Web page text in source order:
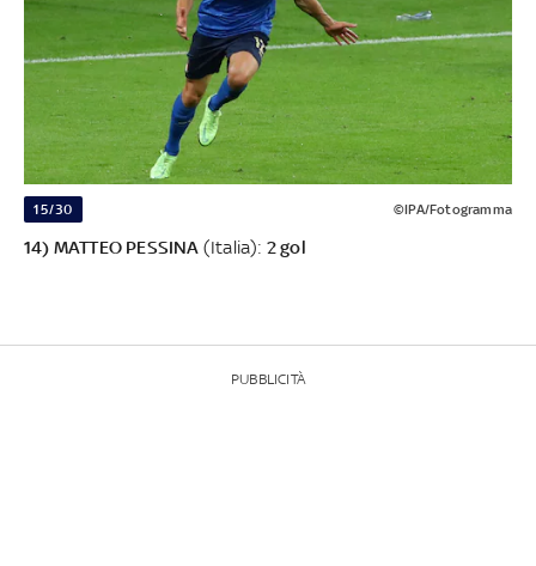
15/30 ©IPA/Fotogramma
14) MATTEO PESSINA (Italia): 2 gol
PUBBLICITÀ